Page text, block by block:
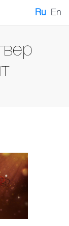
Ru En